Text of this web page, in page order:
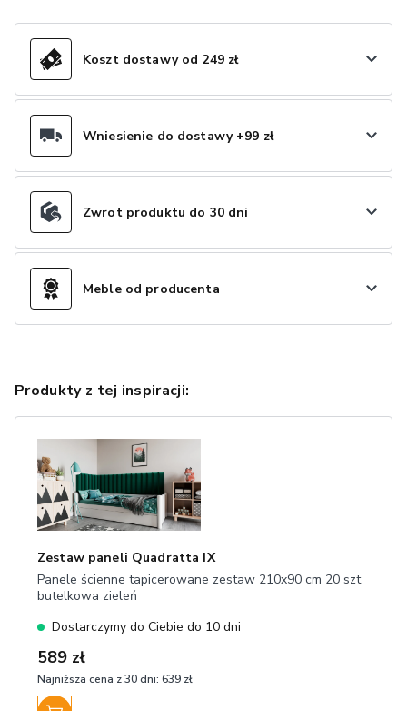
Koszt dostawy od 249 zł
Wniesienie do dostawy +99 zł
Zwrot produktu do 30 dni
Meble od producenta
Produkty z tej inspiracji:
Zestaw paneli Quadratta IX
Panele ścienne tapicerowane zestaw 210x90 cm 20 szt
butelkowa zieleń
Dostarczymy do Ciebie do 10 dni
589 zł
Najniższa cena z 30 dni: 639 zł